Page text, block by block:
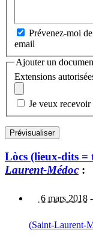
Prévenez-moi
email
Ajouter un
Extensions
Je veux
Lòcs (lieux-dits =
Laurent-Médoc :
6 mars 2018 -
(Saint-Laurent-